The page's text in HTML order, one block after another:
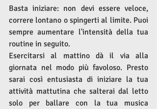
Basta iniziare: non devi essere veloce,
correre lontano o spingerti al limite. Puoi
sempre aumentare l'intensità della tua
routine in seguito.
Esercitarsi al mattino dà il via alla
giornata nel modo più favoloso. Presto
sarai così entusiasta di iniziare la tua
attività mattutina che salterai dal letto
solo per ballare con la tua musica